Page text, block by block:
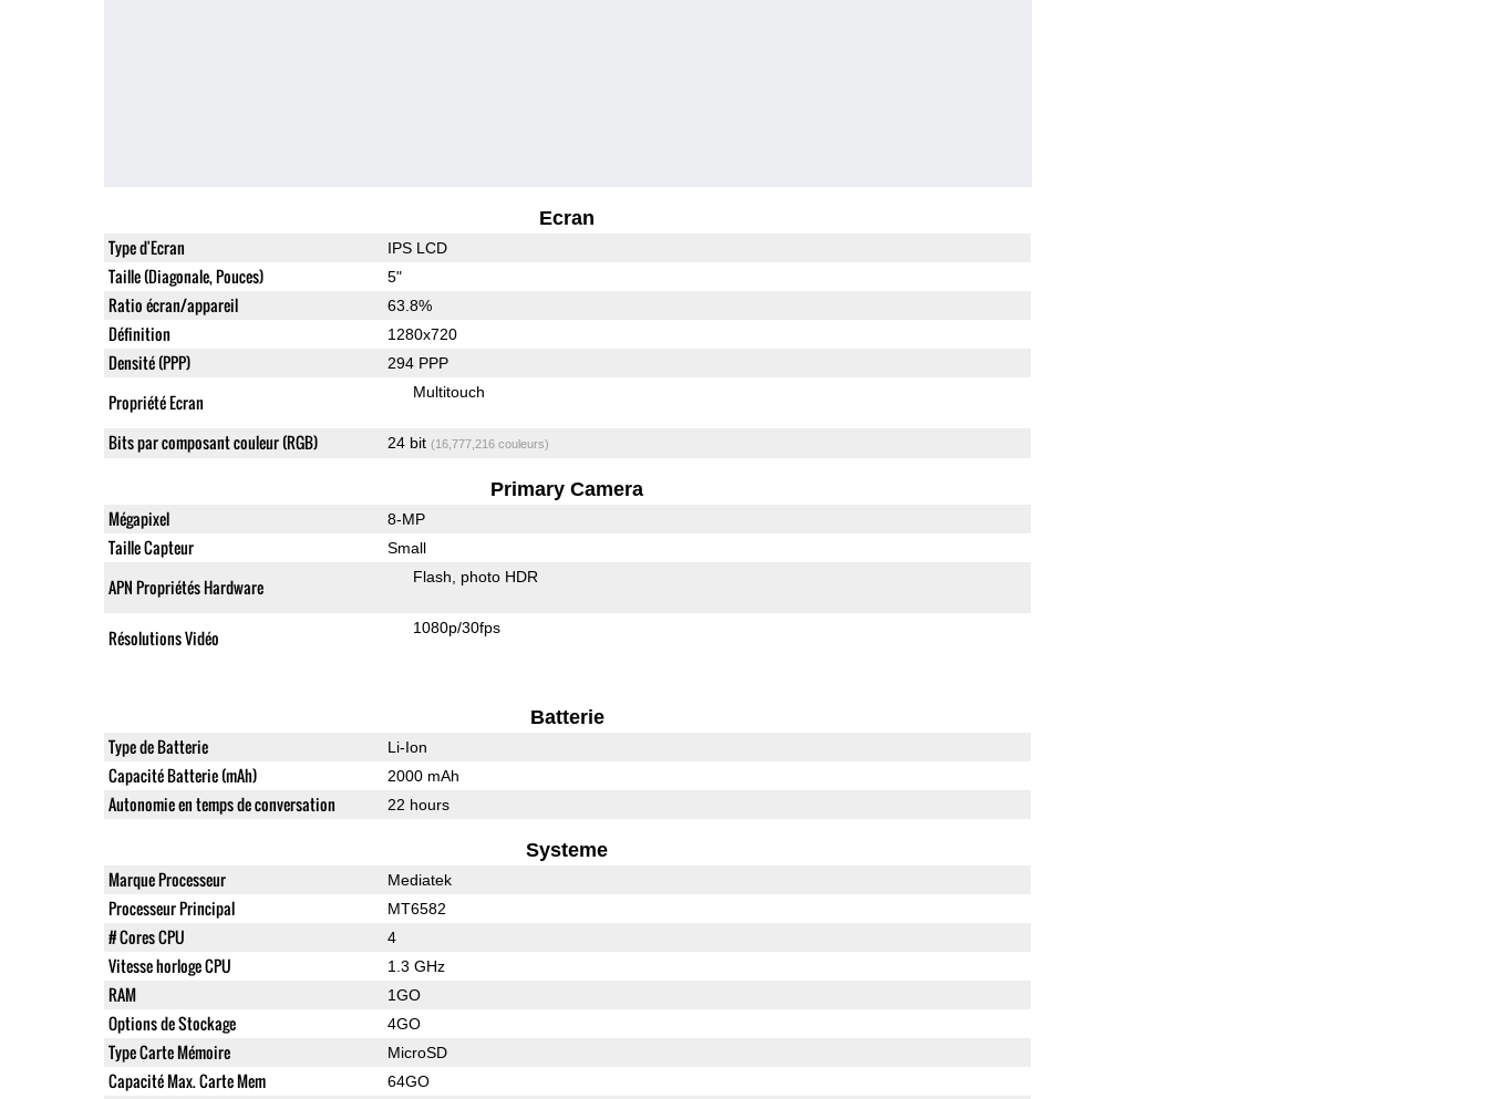
Ecran
Type d'Ecran IPS LCD
Taille (Diagonale, Pouces) 5"
Ratio écran/appareil 63.8%
Définition 1280x720
Densité (PPP) 294 PPP
Propriété Ecran Multitouch
Bits par composant couleur (RGB) 24 bit (16,777,216 couleurs)
Primary Camera
Mégapixel 8-MP
Taille Capteur Small
APN Propriétés Hardware Flash photo HDR
Résolutions Vidéo 1080p/30fps
Batterie
Type de Batterie Li-Ion
Capacité Batterie (mAh) 2000 mAh
Autonomie en temps de conversation 22 hours
Systeme
Marque Processeur Mediatek
Processeur Principal MT6582
# Cores CPU 4
Vitesse horloge CPU 1.3 GHz
RAM 1GO
Options de Stockage 4GO
Type Carte Mémoire MicroSD
Capacité Max. Carte Mem 64GO